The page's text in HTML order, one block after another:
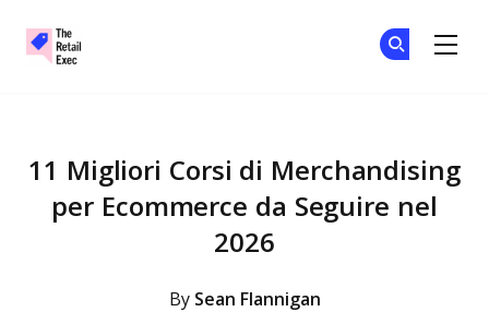
11 Migliori Corsi di Merchandising
per Ecommerce da Seguire nel
2026
By Sean Flannigan